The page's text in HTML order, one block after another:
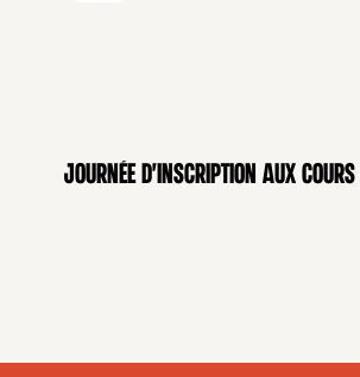
Journée d'inscription aux